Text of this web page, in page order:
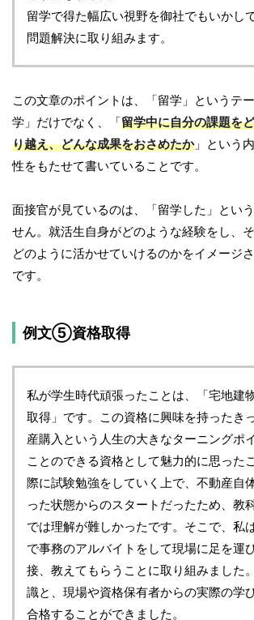
留学で得た幅広い視野を御社でもいかし
問題解決に取り組みます。
この文章のポイントは、「留学」というテ
学」だけでなく、「留学中に自分の課題を
り越え、どんな成果をおさめたか」という
性をもたせて書いていることです。
面接官が見ているのは、「留学した」とい
せん。就活生自身がどのような経験をし、
どのように活かせていけるのかをイメージ
です。
例文⑤資格取得
私が学生時代頑張ったことは、「宅地建
取得」です。この資格に興味を持ったき
産購入という人生の大きなターニングポ
ことのできる資格として魅力的に思った
際に試験勉強をしていく上で、不動産自
った状態からのスタートだったため、教
では理解が難しかったです。そこで、私
で事務のアルバイトをして現場に足を運
接、教えてもらうことに取り組みました
識と、現場や資格保有者からの実際の学
合格することができました。